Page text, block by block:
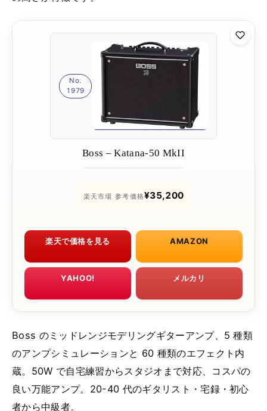
No.
1979
Boss – Katana-50 MkII
楽天市場 参考価格¥35,200
楽天で価格を見る AMAZON
YAHOO! メルカリ
Boss のミッドレンジモデリングギターアンプ、5 種類
のアンプシミュレーションと 60 種類のエフェクト内
蔵。50W で自宅練習からスタジオまで対応、コスパの
良い万能アンプ。20-40 代のギタリスト・宅録・初心
者から中級者。